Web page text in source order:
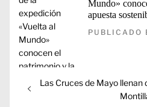
Mundo»
apuesta
de
Entrada
Las Cruces de Mayo llenan